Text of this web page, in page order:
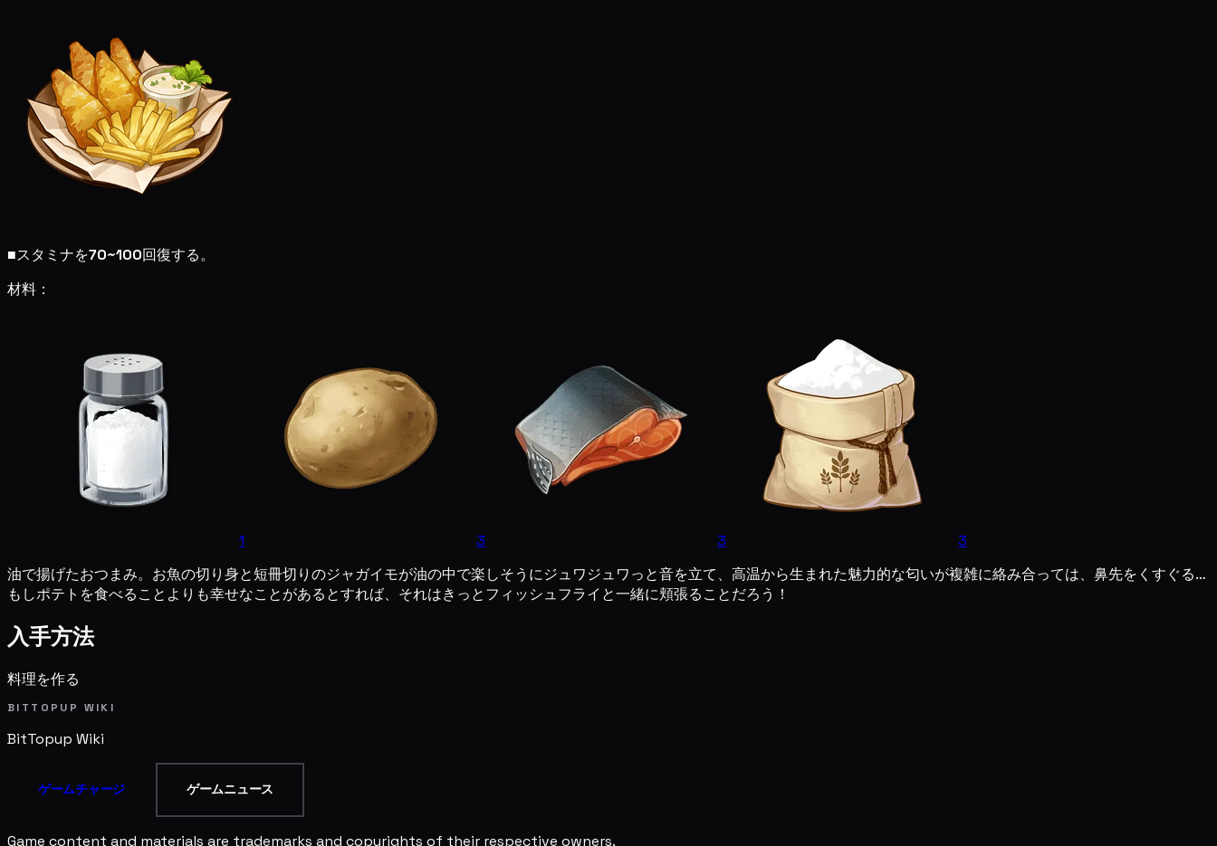
■スタミナを70~100回復する。
材料：
1 3 3
3
油で揚げたおつまみ。お魚の切り身と短冊切りのジャガイモが油の中で楽しそうにジュワジュワっと音を立て、高温から生まれた魅力的な匂いが複雑に絡み合っては、鼻先をくすぐる…
もしポテトを食べることよりも幸せなことがあるとすれば、それはきっとフィッシュフライと一緒に頬張ることだろう！
入手方法
料理を作る
BITTOPUP WIKI
BitTopup Wiki
ゲームチャージ ゲームニュース
Game content and materials are trademarks and copyrights of their respective owners.